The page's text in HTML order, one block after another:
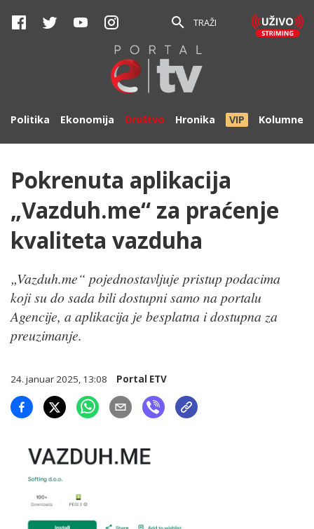
TRAŽI
Politika Ekonomija Društvo Hronika VIP Kolumne
Pokrenuta aplikacija
„Vazduh.me“ za praćenje
kvaliteta vazduha
„Vazduh.me“ pojednostavljuje pristup podacima
koji su do sada bili dostupni samo na portalu
Agencije, a aplikacija je besplatna i dostupna za
preuzimanje.
24. januar 2025, 13:08 Portal ETV